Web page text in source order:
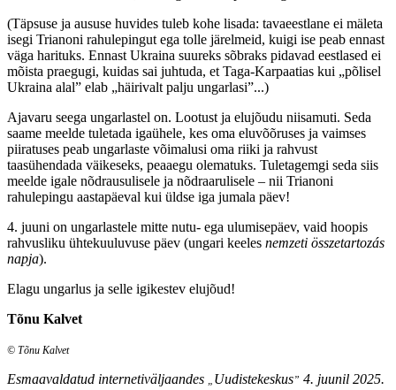
(Täpsuse ja aususe huvides tuleb kohe lisada: tavaeestlane ei mäleta
isegi Trianoni rahulepingut ega tolle järelmeid, kuigi ise peab ennast
väga harituks. Ennast Ukraina suureks sõbraks pidavad eestlased ei
mõista praegugi, kuidas sai juhtuda, et Taga-Karpaatias kui „põlisel
Ukraina alal” elab „häirivalt palju ungarlasi”...)
Ajavaru seega ungarlastel on. Lootust ja elujõudu niisamuti. Seda
saame meelde tuletada igaühele, kes oma eluvõõruses ja vaimses
piiratuses peab ungarlaste võimalusi oma riiki ja rahvust
taasühendada väikeseks, peaaegu olematuks. Tuletagemgi seda siis
meelde igale nõdrausulisele ja nõdraarulisele – nii Trianoni
rahulepingu aastapäeval kui üldse iga jumala päev!
4. juuni on ungarlastele mitte nutu- ega ulumisepäev, vaid hoopis
rahvusliku ühtekuuluvuse päev (ungari keeles nemzeti összetartozás
napja).
Elagu ungarlus ja selle igikestev elujõud!
Tõnu Kalvet
© Tõnu Kalvet
Esmaavaldatud internetiväljaandes „ Uudistekeskus” 4. juunil 2025.